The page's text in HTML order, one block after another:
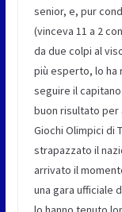
senior, e, pur
(vinceva 11 a 2
da due colpi al
più esperto, lo ha
seguire il
buon risultato per
Giochi Olimpici di
strapazzato il
arrivato il
una gara ufficiale